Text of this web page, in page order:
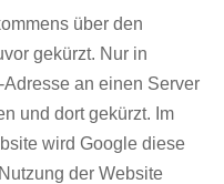
über den
gekürzt. Nur in
an einen Server
und dort gekürzt. Im
wird Google diese
der Website